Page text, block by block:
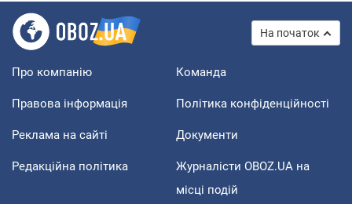
На початок
Про компанію Команда
Правова інформація Політика конфіденційності
Реклама на сайті Документи
Редакційна політика
Журналісти OBOZ.UA на
місці подій